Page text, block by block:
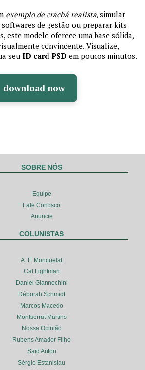
exemplo de crachá realista, simular
softwares de gestão ou preparar kits
este modelo oferece uma base sólida,
convincente. Visualize,
seu ID card PSD em poucos minutos.
download now
SOBRE NÓS
Equipe
Fale Conosco
Anuncie
COLUNISTAS
A. F. Monquelat
Cal Lightman
Daniel Giannechini
Déborah Schmidt
Marcos Macedo
Montserrat Martins
Nossa Opinião
Rubens Amador Filho
Said Anton
Sérgio Estanislau